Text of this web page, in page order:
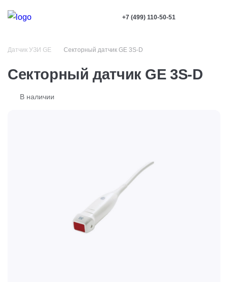
+7 (499) 110-50-51
Датчик УЗИ GE Секторный датчик GE 3S-D
Секторный датчик GE 3S-D
В наличии